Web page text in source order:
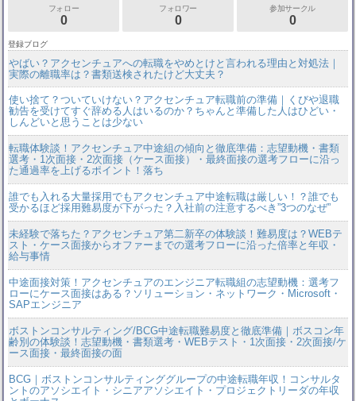
フォロー
0
フォロワー
0
参加サークル
0
登録ブログ
やばい？アクセンチュアへの転職をやめとけと言われる理由と対処法｜
実際の離職率は？書類送検されたけど大丈夫？
使い捨て？ついていけない？アクセンチュア転職前の準備｜くびや退職
勧告を受けてすぐ辞める人はいるのか？ちゃんと準備した人はひどい・
しんどいと思うことは少ない
転職体験談！アクセンチュア中途組の傾向と徹底準備：志望動機・書類
選考・1次面接・2次面接（ケース面接）・最終面接の選考フローに沿っ
た通過率を上げるポイント！落ち
誰でも入れる大量採用でもアクセンチュア中途転職は厳しい！？誰でも
受かるほど採用難易度が下がった？入社前の注意するべき”3つのなぜ”
未経験で落ちた？アクセンチュア第二新卒の体験談！難易度は？WEBテ
スト・ケース面接からオファーまでの選考フローに沿った倍率と年収・
給与事情
中途面接対策！アクセンチュアのエンジニア転職組の志望動機：選考フ
ローにケース面接はある？ソリューション・ネットワーク・Microsoft・
SAPエンジニア
ボストンコンサルティング/BCG中途転職難易度と徹底準備｜ボスコン年
齢別の体験談！志望動機・書類選考・WEBテスト・1次面接・2次面接/ケ
ース面接・最終面接の面
BCG｜ボストンコンサルティンググループの中途転職年収！コンサルタ
ントのアソシエイト・シニアアソシエイト・プロジェクトリーダの年収